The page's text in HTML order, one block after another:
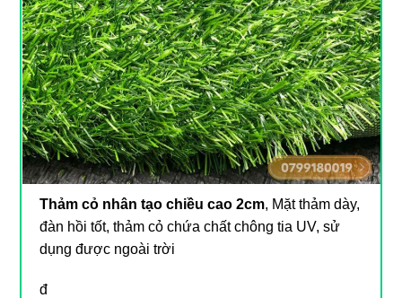
Thảm cỏ nhân tạo chiều cao 2cm, Mặt thảm dày,
đàn hồi tốt, thảm cỏ chứa chất chông tia UV, sử
dụng được ngoài trời
đ